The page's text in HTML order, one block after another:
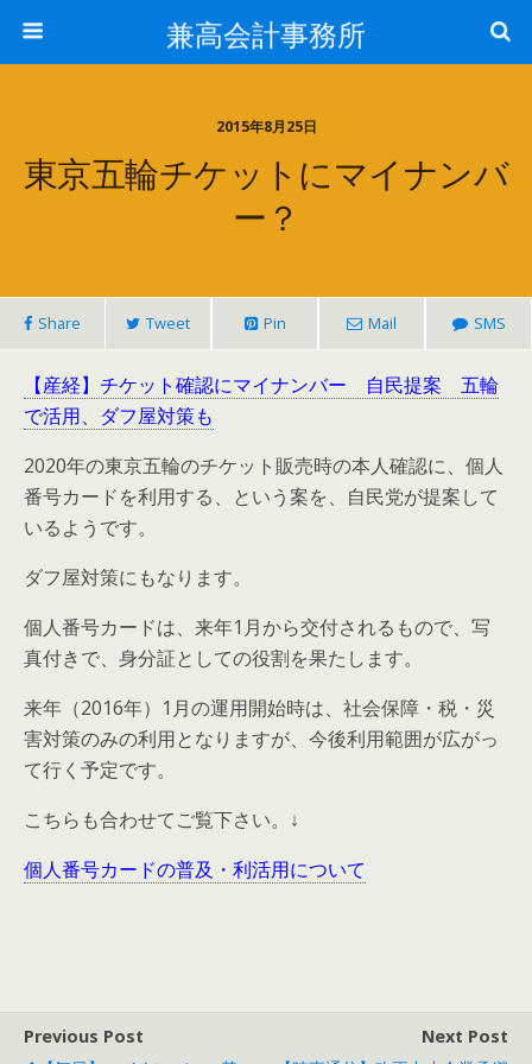
兼高会計事務所
2015年8月25日
東京五輪チケットにマイナンバ
ー？
Share Tweet Pin Mail SMS
【産経】チケット確認にマイナンバー 自民提案 五輪
で活用、ダフ屋対策も
2020年の東京五輪のチケット販売時の本人確認に、個人
番号カードを利用する、という案を、自民党が提案して
いるようです。
ダフ屋対策にもなります。
個人番号カードは、来年1月から交付されるもので、写
真付きで、身分証としての役割を果たします。
来年（2016年）1月の運用開始時は、社会保障・税・災
害対策のみの利用となりますが、今後利用範囲が広がっ
て行く予定です。
こちらも合わせてご覧下さい。↓
個人番号カードの普及・利活用について
Previous Post
Next Post